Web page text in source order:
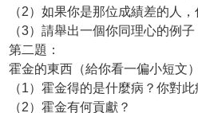
（2）如果你是那位成績差的人
（3）請舉出一個你同理心的例子
第二題：
霍金的東西（給你看一偏小短文）
（1）霍金得的是什麼病？你對
（2）霍金有何貢獻？